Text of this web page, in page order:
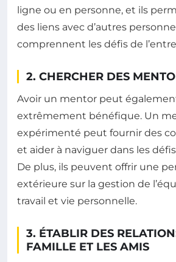
ligne ou en personne, et ils
des liens avec d’autres
comprennent les défis de
2. CHERCHER DES
Avoir un mentor peut
extrêmement bénéfique. Un
expérimenté peut fournir des
et aider à naviguer dans les
De plus, ils peuvent offrir une
extérieure sur la gestion de
travail et vie personnelle.
3. ÉTABLIR DES
FAMILLE ET LES AMIS